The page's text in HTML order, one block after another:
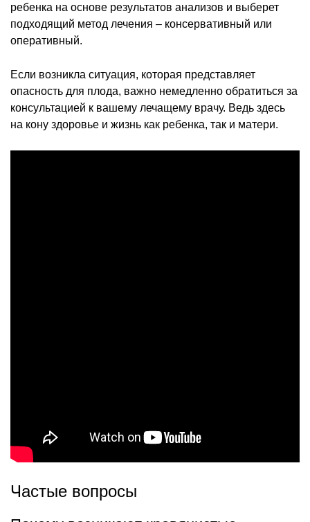
ребенка на основе результатов анализов и выберет
подходящий метод лечения – консервативный или
оперативный.
Если возникла ситуация, которая представляет
опасность для плода, важно немедленно обратиться за
консультацией к вашему лечащему врачу. Ведь здесь
на кону здоровье и жизнь как ребенка, так и матери.
Частые вопросы